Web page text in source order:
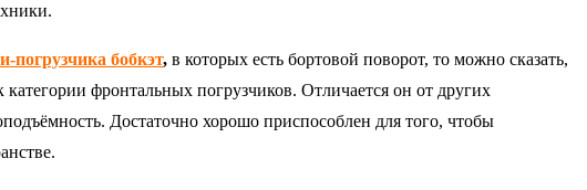
погрузчика бобкэт, в которых есть бортовой поворот, то можно сказать,
фронтальных погрузчиков. Отличается он от других
Достаточно хорошо приспособлен для того, чтобы